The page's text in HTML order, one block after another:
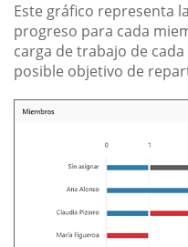
Este gráfico representa
progreso para cada
carga de trabajo de
posible objetivo de